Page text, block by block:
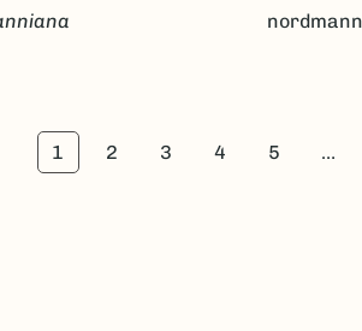
1 2 3 4 5 …